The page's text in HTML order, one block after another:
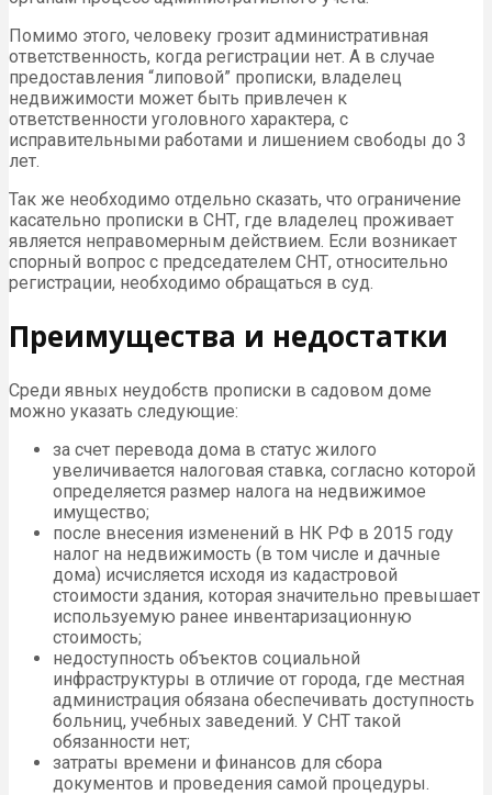
Помимо этого, человеку грозит административная
ответственность, когда регистрации нет. А в случае
предоставления “липовой” прописки, владелец
недвижимости может быть привлечен к
ответственности уголовного характера, с
исправительными работами и лишением свободы до 3
лет.
Так же необходимо отдельно сказать, что ограничение
касательно прописки в СНТ, где владелец проживает
является неправомерным действием. Если возникает
спорный вопрос с председателем СНТ, относительно
регистрации, необходимо обращаться в суд.
Преимущества и недостатки
Среди явных неудобств прописки в садовом доме
можно указать следующие:
за счет перевода дома в статус жилого
увеличивается налоговая ставка, согласно которой
определяется размер налога на недвижимое
имущество;
после внесения изменений в НК РФ в 2015 году
налог на недвижимость (в том числе и дачные
дома) исчисляется исходя из кадастровой
стоимости здания, которая значительно превышает
используемую ранее инвентаризационную
стоимость;
недоступность объектов социальной
инфраструктуры в отличие от города, где местная
администрация обязана обеспечивать доступность
больниц, учебных заведений. У СНТ такой
обязанности нет;
затраты времени и финансов для сбора
документов и проведения самой процедуры.